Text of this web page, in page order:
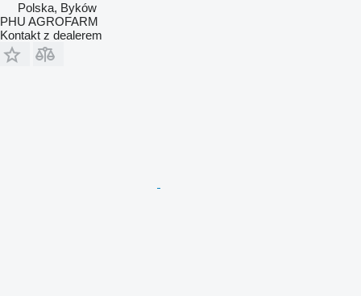
Polska, Byków
PHU AGROFARM
Kontakt z dealerem